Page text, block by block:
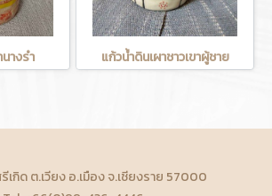
างรำ แก้วน้ำดินเผาชาวเขาผู้ชาย
เกิด ต.เวียง อ.เมือง จ.เชียงราย 57000